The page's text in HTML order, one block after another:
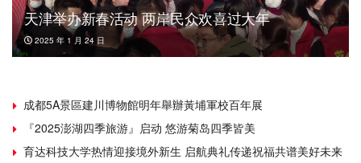
天津举办新春活动 两岸民众欢喜过大年
2025 年 1 月 24 日
成都5A景區建川博物館明年舉辦黃埔軍校百年展
『2025澎湖四季旅游』启动 悠游菊岛四季皆美
育达科技大学热情迎接境外新生 启航典礼传递祝福共谱美好未来